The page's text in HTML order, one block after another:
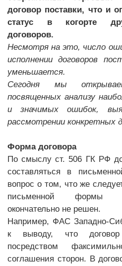
договор поставки, что и
статус в когорте
договоров.
Несмотря на это, число
исполнении договоров
уменьшается.
Сегодня мы
посвященных анализу
и значимых ошибок,
рассмотрении конкретных
Форма договора
По смыслу ст. 506 ГК РФ
составляться в
вопрос о том, что же
письменной формы
окончательно не решен.
Например, ФАС Западно-
к выводу, что договор
посредством
соглашения сторон. В